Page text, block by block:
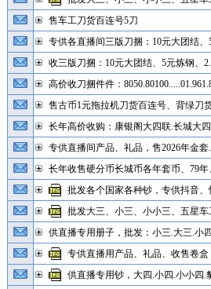
售车工刀货百连号5刀
专供各直播间三版刀捆：10元大团结
收三版刀捆：10元大团结、5元炼钢、
高价收刀捆件件：
售古币1元拖拉机刀货百连号、背绿刀
长年高价收购：康银阁大四联.长城大
专供直播间产品、礼品，售2026年金
长年收售硬分币长城币各年套币、79
批发各个国家各种钞，专供抖音
批发大三、小三、小小三、五星
供直播专用册子，批发：小三.大三.小
专供直播用产品、礼品、收售卷
供直播专用钞，大四.小四.小小四.